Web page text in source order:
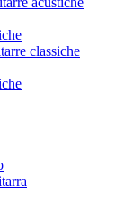
classiche